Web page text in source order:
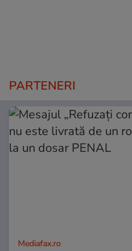
PARTENERI
Mediafax.ro